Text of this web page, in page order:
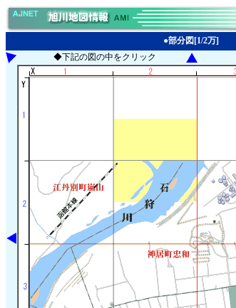
●部分図[1/2万]
◆下記の図の中をクリック